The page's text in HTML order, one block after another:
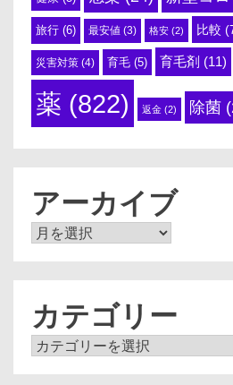
旅行 (6) 最安値 (3) 格安 (2) 比較
災害対策 (4) 育毛 (5) 育毛剤 (11)
薬 (822) 返金 (2) 除菌
アーカイブ
ア
カテゴリー
カ